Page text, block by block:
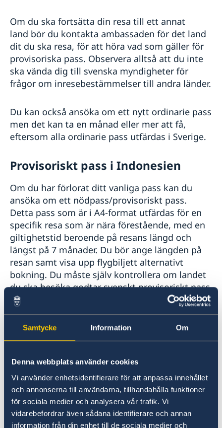
Samtycke Information Om
Denna webbplats använder cookies
Vi använder enhetsidentifierare för att anpassa innehållet
och annonserna till användarna, tillhandahålla funktioner
för sociala medier och analysera vår trafik. Vi
vidarebefordrar även sådana identifierare och annan
information från din enhet till de sociala medier och
Reseinformation
Ambassadens reseinformation
Aktuella händelser
Allmänna säkerhetsläget
Terrorism
Naturförhållanden och katastrofer
Lokala lagar och sedvänjor
Kriminalitet och personlig säkerhet
Trafiksäkerhet
Handel mellan Sverige och Indonesien
Sweden-Indonesia Sustainability Partnership
Om du ska fortsätta din resa till ett annat
land bör du kontakta ambassaden för det land
dit du ska resa, för att höra vad som gäller för
provisoriska pass. Observera alltså att du inte
ska vända dig till svenska myndigheter för
frågor om inresebestämmelser till andra länder.
Du kan också ansöka om ett nytt ordinarie pass
men det kan ta en månad eller mer att få,
eftersom alla ordinarie pass utfärdas i Sverige.
Provisoriskt pass i Indonesien
Om du har förlorat ditt vanliga pass kan du
ansöka om ett nödpass/provisoriskt pass.
Detta pass som är i A4-format utfärdas för en
specifik resa som är nära förestående, med en
giltighetstid beroende på resans längd och
längst på 7 månader. Du bör ange längden på
resan samt visa upp flygbiljett alternativt
bokning. Du måste själv kontrollera om landet
du ska besöka godtar svenskt provisoriskt pass
i A4-format. Uppgifterna får du lättast genom
att kontakta respektive ambassad eller
resebyrå.
nödpass/provisoriskt pass:
Personlig inställelse.
Vid ansökan hos utlandsmyndighet som
har fotostation behöver ingen